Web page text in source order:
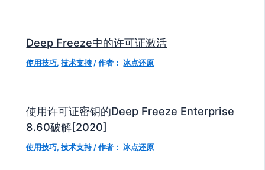
Deep Freeze中的许可证激活
使用技巧,技术支持 / 作者： 冰点还原
使用许可证密钥的Deep Freeze Enterprise
8.60破解[2020]
使用技巧,技术支持 / 作者： 冰点还原